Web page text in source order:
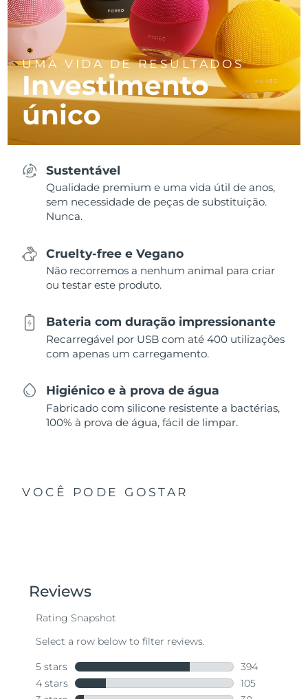
UMA VIDA DE RESULTADOS
Investimento
único
Sustentável
Qualidade premium e uma vida útil de anos,
sem necessidade de peças de substituição.
Nunca.
Cruelty-free e Vegano
Não recorremos a nenhum animal para criar
ou testar este produto.
Bateria com duração impressionante
Recarregável por USB com até 400 utilizações
com apenas um carregamento.
Higiénico e à prova de água
Fabricado com silicone resistente a bactérias,
100% à prova de água, fácil de limpar.
VOCÊ PODE GOSTAR